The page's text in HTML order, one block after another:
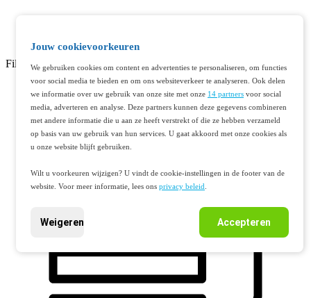
Jouw cookievoorkeuren
We gebruiken cookies om content en advertenties te personaliseren, om functies
voor social media te bieden en om ons websiteverkeer te analyseren. Ook delen
we informatie over uw gebruik van onze site met onze 14 partners voor social
media, adverteren en analyse. Deze partners kunnen deze gegevens combineren
met andere informatie die u aan ze heeft verstrekt of die ze hebben verzameld
op basis van uw gebruik van hun services. U gaat akkoord met onze cookies als
u onze website blijft gebruiken.
Wilt u voorkeuren wijzigen? U vindt de cookie-instellingen in de footer van de
website. Voor meer informatie, lees ons privacy beleid
Weigeren Accepteren
Filteren